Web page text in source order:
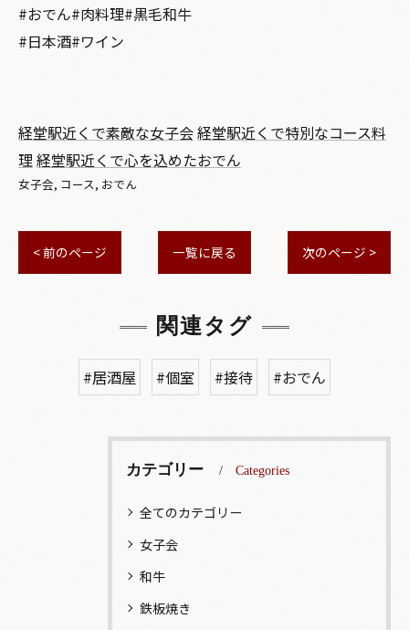
#おでん#肉料理#黒毛和牛
#日本酒#ワイン
経堂駅近くで素敵な女子会経堂駅近くで特別なコース料
理経堂駅近くで心を込めたおでん
女子会 コース おでん
< 前のページ 一覧に戻る 次のページ >
関連タグ
#居酒屋 #個室 #接待 #おでん
カテゴリー Categories
全てのカテゴリー
女子会
和牛
鉄板焼き